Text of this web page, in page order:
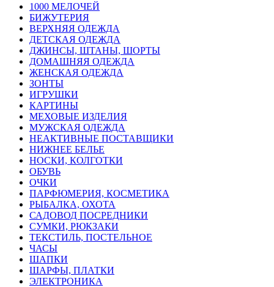
1000 МЕЛОЧЕЙ
БИЖУТЕРИЯ
ВЕРХНЯЯ ОДЕЖДА
ДЕТСКАЯ ОДЕЖДА
ДЖИНСЫ, ШТАНЫ, ШОРТЫ
ДОМАШНЯЯ ОДЕЖДА
ЖЕНСКАЯ ОДЕЖДА
ЗОНТЫ
ИГРУШКИ
КАРТИНЫ
МЕХОВЫЕ ИЗДЕЛИЯ
МУЖСКАЯ ОДЕЖДА
НЕАКТИВНЫЕ ПОСТАВЩИКИ
НИЖНЕЕ БЕЛЬЕ
НОСКИ, КОЛГОТКИ
ОБУВЬ
ОЧКИ
ПАРФЮМЕРИЯ, КОСМЕТИКА
РЫБАЛКА, ОХОТА
САДОВОД ПОСРЕДНИКИ
СУМКИ, РЮКЗАКИ
ТЕКСТИЛЬ, ПОСТЕЛЬНОЕ
ЧАСЫ
ШАПКИ
ШАРФЫ, ПЛАТКИ
ЭЛЕКТРОНИКА